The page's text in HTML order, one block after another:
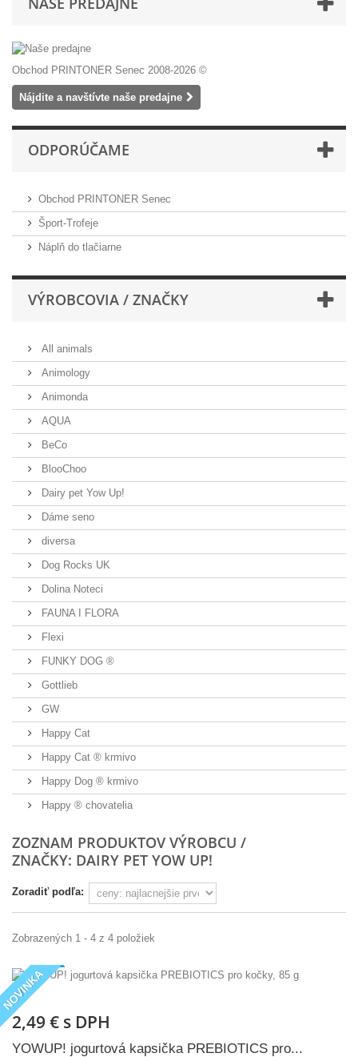
Obchod PRINTONER Senec 2008-2026 ©
Nájdite a navštívte naše predajne
ODPORÚČAME
Obchod PRINTONER Senec
Šport-Trofeje
Náplň do tlačiarne
VÝROBCOVIA / ZNAČKY
All animals
Animology
Animonda
AQUA
BeCo
BlooChoo
Dairy pet Yow Up!
Dáme seno
diversa
Dog Rocks UK
Dolina Noteci
FAUNA I FLORA
Flexi
FUNKY DOG ®
Gottlieb
GW
Happy Cat
Happy Cat ® krmivo
Happy Dog ® krmivo
Happy ® chovatelia
ZOZNAM PRODUKTOV VÝROBCU /
ZNAČKY: DAIRY PET YOW UP!
Zoradiť podľa:
Zobrazených 1 - 4 z 4 položiek
2,49 € s DPH
NOVINKA
YOWUP! jogurtová kapsička PREBIOTICS pro...